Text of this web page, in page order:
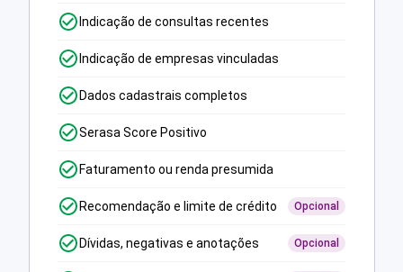
Indicação de consultas recentes
Indicação de empresas vinculadas
Dados cadastrais completos
Serasa Score Positivo
Faturamento ou renda presumida
Recomendação e limite de crédito Opcional
Dívidas, negativas e anotações Opcional